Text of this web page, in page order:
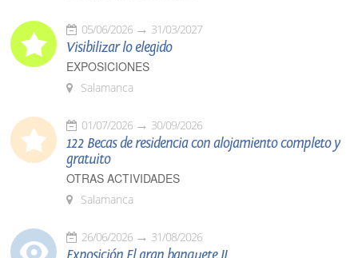
05/06/2026 31/03/2027
Visibilizar lo elegido
EXPOSICIONES
Salamanca
01/07/2026 30/09/2026
122 Becas de residencia con alojamiento completo y
gratuito
OTRAS ACTIVIDADES
Salamanca
26/06/2026 31/08/2026